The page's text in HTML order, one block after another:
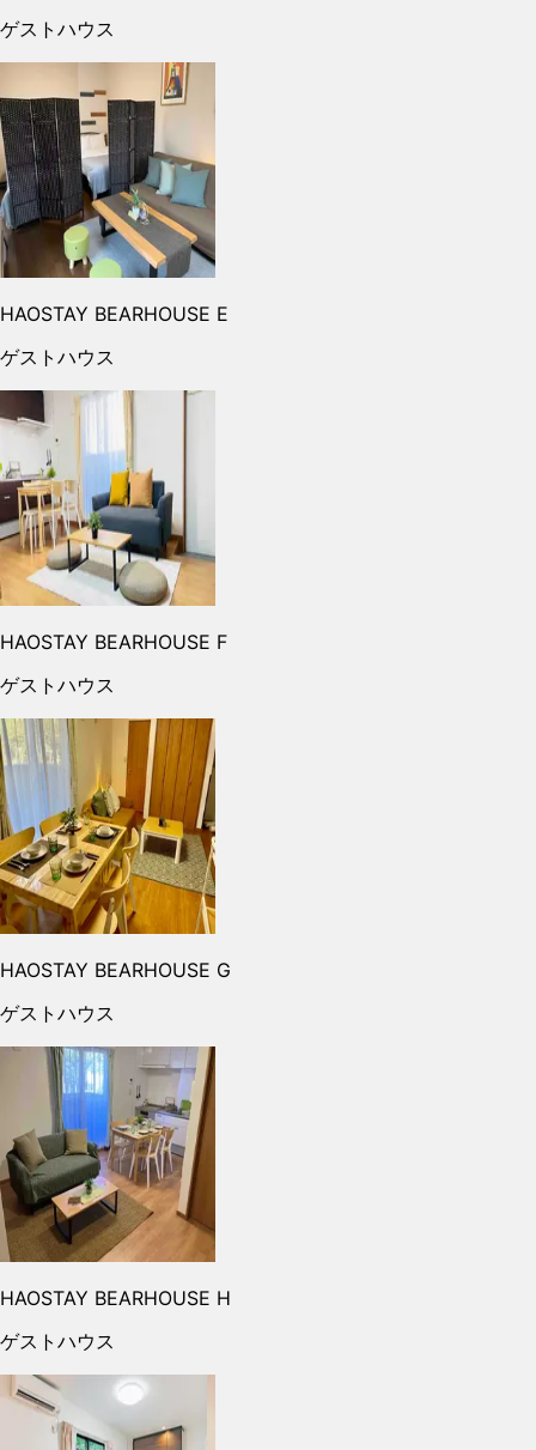
ゲストハウス
HAOSTAY BEARHOUSE E
ゲストハウス
HAOSTAY BEARHOUSE F
ゲストハウス
HAOSTAY BEARHOUSE G
ゲストハウス
HAOSTAY BEARHOUSE H
ゲストハウス